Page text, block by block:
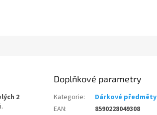
2
Doplňkové parametry
Kategorie:
Dárkové předměty
EAN:
8590228049308